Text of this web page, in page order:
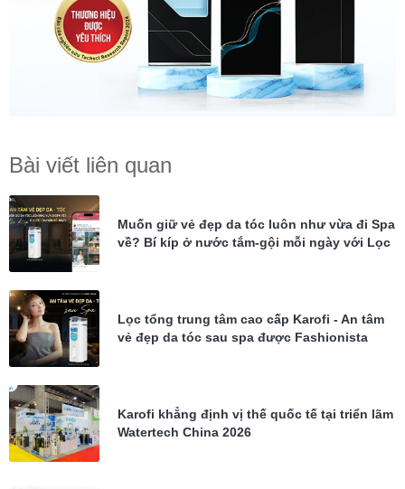
Bài viết liên quan
Muốn giữ vẻ đẹp da tóc luôn như vừa đi Spa
về? Bí kíp ở nước tắm-gội mỗi ngày với Lọc
Lọc tổng trung tâm cao cấp Karofi - An tâm
vẻ đẹp da tóc sau spa được Fashionista
Karofi khẳng định vị thế quốc tế tại triển lãm
Watertech China 2026